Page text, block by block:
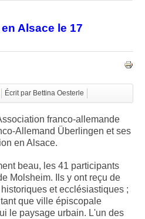
Alsace le 17
Écrit par Bettina Oesterle
franco-allemande
Allemand Überlingen et ses
en Alsace.
beau, les 41 participants
Molsheim. Ils y ont reçu de
et ecclésiastiques ;
que ville épiscopale
le paysage urbain. L'un des